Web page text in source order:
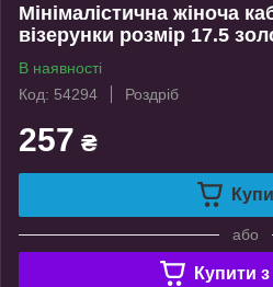
Мінімалістична жіноча
візерунки розмір 17.5
В наявності
Код: 54294
Роздріб
257 ₴
або
Купити з